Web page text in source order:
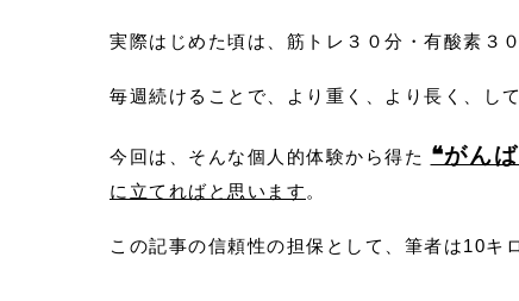
実際はじめた頃は、筋トレ３０分・有酸素３
毎週続けることで、より重く、より長く、し
今回は、そんな個人的体験から得た ❝がん
に立てればと思います 。
この記事の信頼性の担保として、筆者は10キ